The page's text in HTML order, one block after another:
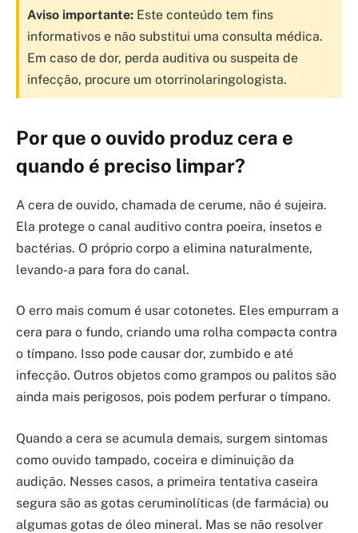
Aviso importante: Este conteúdo tem fins
informativos e não substitui uma consulta médica.
Em caso de dor, perda auditiva ou suspeita de
infecção, procure um otorrinolaringologista.
Por que o ouvido produz cera e
quando é preciso limpar?
A cera de ouvido, chamada de cerume, não é sujeira.
Ela protege o canal auditivo contra poeira, insetos e
bactérias. O próprio corpo a elimina naturalmente,
levando-a para fora do canal.
O erro mais comum é usar cotonetes. Eles empurram a
cera para o fundo, criando uma rolha compacta contra
o tímpano. Isso pode causar dor, zumbido e até
infecção. Outros objetos como grampos ou palitos são
ainda mais perigosos, pois podem perfurar o tímpano.
Quando a cera se acumula demais, surgem sintomas
como ouvido tampado, coceira e diminuição da
audição. Nesses casos, a primeira tentativa caseira
segura são as gotas ceruminolíticas (de farmácia) ou
algumas gotas de óleo mineral. Mas se não resolver